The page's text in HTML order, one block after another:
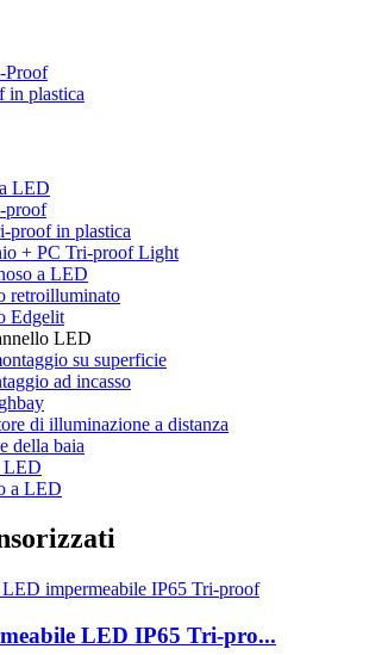
Proof
in plastica
LED
proof
proof in plastica
+ PC Tri-proof Light
a LED
retroilluminato
Edgelit
LED
su superficie
ad incasso
di illuminazione a distanza
della baia
LED
a LED
LED IP65 Tri-pro...